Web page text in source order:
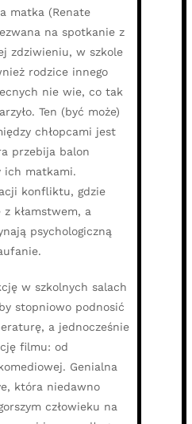
matka (Renate
na spotkanie z
zdziwieniu, w szkole
rodzice innego
nie wie, co tak
Ten (być może)
chłopcami jest
przebija balon
ich matkami.
konfliktu, gdzie
kłamstwem, a
psychologiczną
w szkolnych salach
stopniowo podnosić
a jednocześnie
filmu: od
Genialna
która niedawno
człowieku na